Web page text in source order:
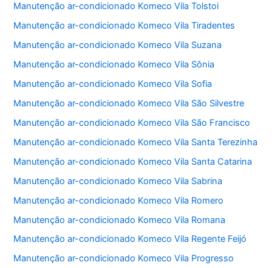
Manutenção ar-condicionado Komeco Vila Tolstoi
Manutenção ar-condicionado Komeco Vila Tiradentes
Manutenção ar-condicionado Komeco Vila Suzana
Manutenção ar-condicionado Komeco Vila Sônia
Manutenção ar-condicionado Komeco Vila Sofia
Manutenção ar-condicionado Komeco Vila São Silvestre
Manutenção ar-condicionado Komeco Vila São Francisco
Manutenção ar-condicionado Komeco Vila Santa Terezinha
Manutenção ar-condicionado Komeco Vila Santa Catarina
Manutenção ar-condicionado Komeco Vila Sabrina
Manutenção ar-condicionado Komeco Vila Romero
Manutenção ar-condicionado Komeco Vila Romana
Manutenção ar-condicionado Komeco Vila Regente Feijó
Manutenção ar-condicionado Komeco Vila Progresso